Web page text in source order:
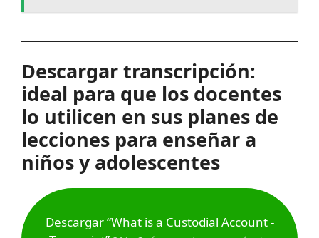
Descargar transcripción:
ideal para que los docentes
lo utilicen en sus planes de
lecciones para enseñar a
niños y adolescentes
Descargar “What is a Custodial Account -